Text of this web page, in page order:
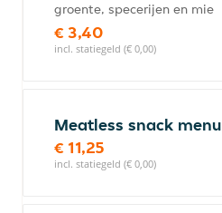
groente, specerijen en mie
€ 3,40
incl. statiegeld (€ 0,00)
Meatless snack menu
€ 11,25
incl. statiegeld (€ 0,00)